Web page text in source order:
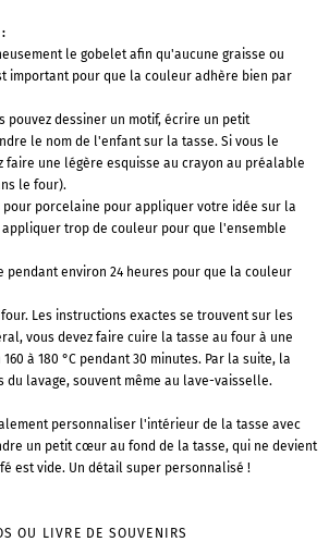
le gobelet afin qu'aucune graisse ou
important pour que la couleur adhère bien par
pouvez dessiner un motif, écrire un petit
le nom de l'enfant sur la tasse. Si vous le
faire une légère esquisse au crayon au préalable
le four).
pour porcelaine pour appliquer votre idée sur la
appliquer trop de couleur pour que l'ensemble
pendant environ 24 heures pour que la couleur
Les instructions exactes se trouvent sur les
vous devez faire cuire la tasse au four à une
à 180 °C pendant 30 minutes. Par la suite, la
lavage, souvent même au lave-vaisselle.
personnaliser l'intérieur de la tasse avec
un petit cœur au fond de la tasse, qui ne devient
est vide. Un détail super personnalisé !
OU LIVRE DE SOUVENIRS